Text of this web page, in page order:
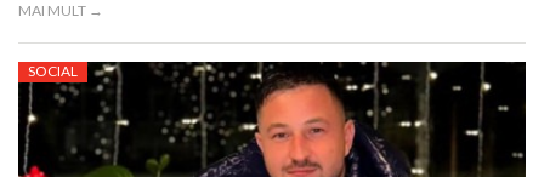
MAI MULT →
SOCIAL